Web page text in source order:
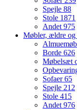
Spejle 88
Stole 1871
Andet975
Møbler, ældre og
Borde 626
Møbelsæt
Sofaer65
Spejle 212
Stole 415
Andet976